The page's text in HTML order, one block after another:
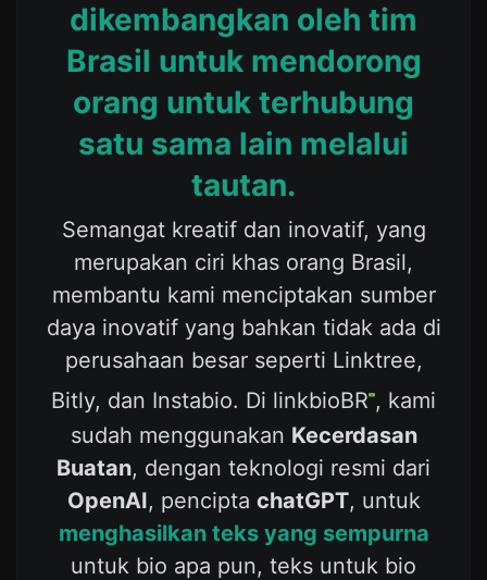
dikembangkan oleh tim
Brasil untuk mendorong
orang untuk terhubung
satu sama lain melalui
tautan.
Semangat kreatif dan inovatif, yang
merupakan ciri khas orang Brasil,
membantu kami menciptakan sumber
daya inovatif yang bahkan tidak ada di
perusahaan besar seperti Linktree,
Bitly, dan Instabio. Di linkbioBR , kami
sudah menggunakan Kecerdasan
Buatan, dengan teknologi resmi dari
OpenAI, pencipta chatGPT, untuk
menghasilkan teks yang sempurna
untuk bio apa pun, teks untuk bio